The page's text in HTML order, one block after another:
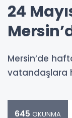
24
Mersin’de
vatandaşlara
645 OKUNMA